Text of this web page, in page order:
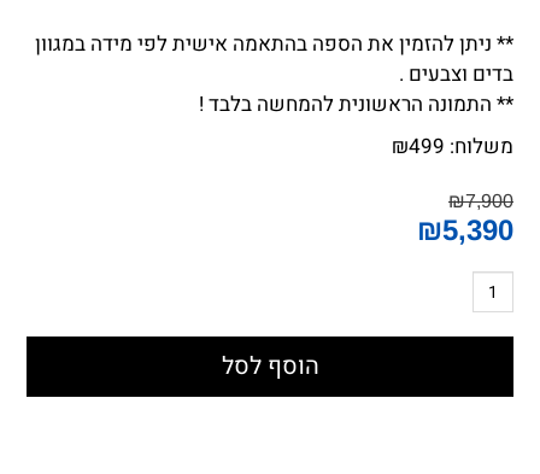
** ניתן להזמין את הספה בהתאמה אישית לפי מידה במגוון
בדים וצבעים .
** התמונה הראשונית להמחשה בלבד !
משלוח:
₪499
₪7,900
₪5,390
הוסף לסל